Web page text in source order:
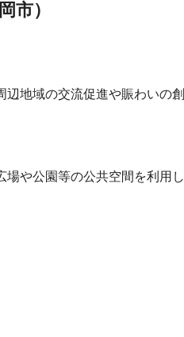
市）
地域の交流促進や賑わいの創
や公園等の公共空間を利用